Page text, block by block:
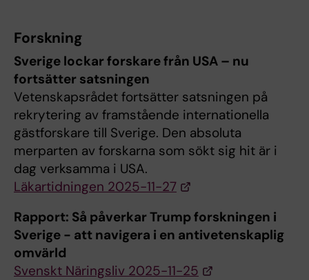
Forskning
Sverige lockar forskare från USA – nu
fortsätter satsningen
Vetenskapsrådet fortsätter satsningen på
rekrytering av framstående internationella
gästforskare till Sverige. Den absoluta
merparten av forskarna som sökt sig hit är i
dag verksamma i USA.
Läkartidningen 2025-11-27
Rapport: Så påverkar Trump forskningen i
Sverige - att navigera i en antivetenskaplig
omvärld
Svenskt Näringsliv 2025-11-25